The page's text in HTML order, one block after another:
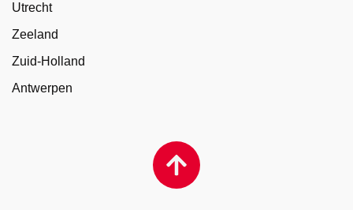
Utrecht
Zeeland
Zuid-Holland
Antwerpen